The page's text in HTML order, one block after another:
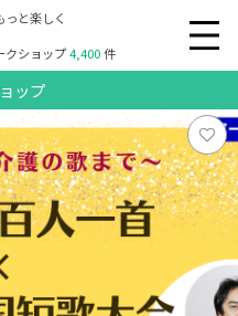
と楽しく
クショップ4,400件
ップ